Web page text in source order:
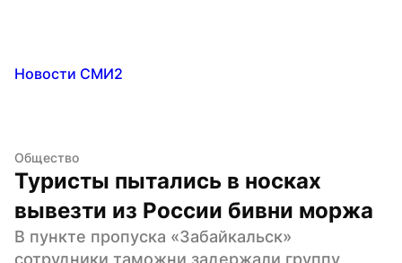
Новости СМИ2
Общество
Туристы пытались в носках
вывезти из России бивни моржа
В пункте пропуска «Забайкальск»
сотрудники таможни задержали группу